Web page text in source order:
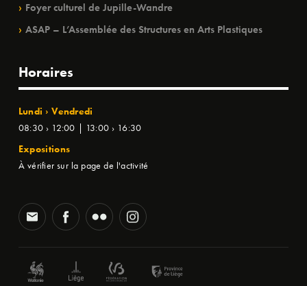
Foyer culturel de Jupille-Wandre
ASAP – L’Assemblée des Structures en Arts Plastiques
Horaires
Lundi › Vendredi
08:30 › 12:00 | 13:00 › 16:30
Expositions
À vérifier sur la page de l'activité